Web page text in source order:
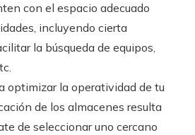
con el espacio adecuado
incluyendo cierta
la búsqueda de equipos,
optimizar la operatividad de tu
de los almacenes resulta
de seleccionar uno cercano